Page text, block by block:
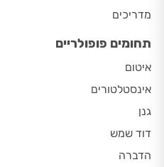
מדריכים
תחומים פופולריים
איטום
אינסטלטורים
גנן
דוד שמש
הדברה